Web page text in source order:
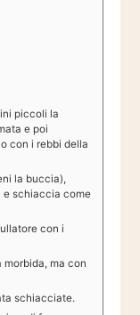
piccoli la
e poi
con i rebbi della
la buccia),
e schiaccia come
con i
ma con
schiacciate.